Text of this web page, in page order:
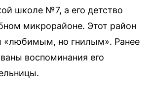
школе №7, а его детство
микрорайоне. Этот район
«любимым, но гнилым». Ранее
воспоминания его